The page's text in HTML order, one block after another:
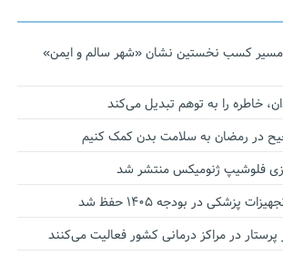
مسیر کسب نخستین نشان «شهر سالم و ایمن»
خاطره را به توهم تبدیل می‌کند
در رمضان به سلامت بدن کمک کنیم
فلوشیپ ژنومیکس منتشر شد
پزشکی در بودجه ۱۴۰۵ حفظ شد